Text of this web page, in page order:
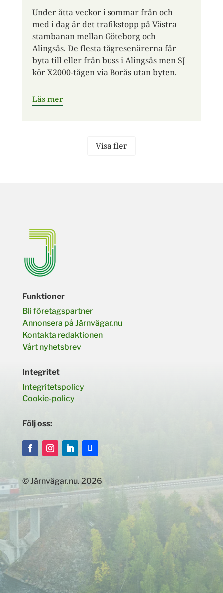
Under åtta veckor i sommar från och
med i dag är det trafikstopp på Västra
stambanan mellan Göteborg och
Alingsås. De flesta tågresenärerna får
byta till eller från buss i Alingsås men SJ
kör X2000-tågen via Borås utan byten.
Läs mer
Visa fler
Funktioner
Bli företagspartner
Annonsera på Järnvägar.nu
Kontakta redaktionen
Vårt nyhetsbrev
Integritet
Integritetspolicy
Cookie-policy
Följ oss:
© Järnvägar.nu. 2026